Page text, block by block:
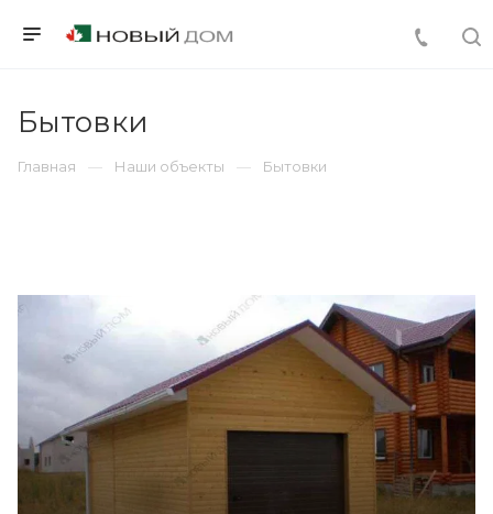
Бытовки
Главная Наши объекты Бытовки